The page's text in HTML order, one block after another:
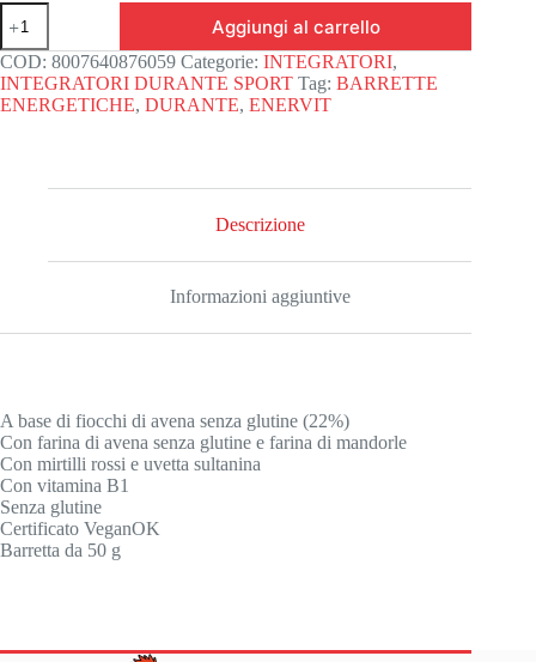
Barrtte
enervit
energy
oat
gr.50
gusto
quantità
Aggiungi al carrello
COD: 8007640876059 Categorie: INTEGRATORI,
INTEGRATORI DURANTE SPORT Tag: BARRETTE
ENERGETICHE, DURANTE, ENERVIT
Descrizione
Informazioni aggiuntive
A base di fiocchi di avena senza glutine (22%)
Con farina di avena senza glutine e farina di mandorle
Con mirtilli rossi e uvetta sultanina
Con vitamina B1
Senza glutine
Certificato VeganOK
Barretta da 50 g